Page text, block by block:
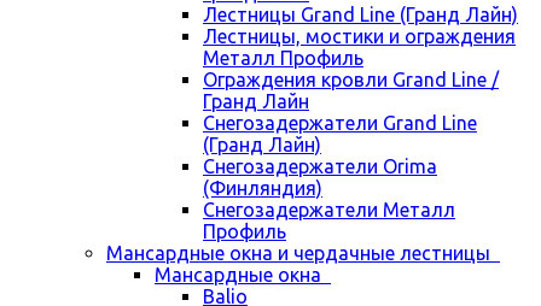
Лестницы Grand Line (Гранд Лайн)
Лестницы, мостики и ограждения
Металл Профиль
Ограждения кровли Grand Line /
Гранд Лайн
Снегозадержатели Grand Line
(Гранд Лайн)
Снегозадержатели Orima
(Финляндия)
Снегозадержатели Металл
Профиль
Мансардные окна и чердачные лестницы
Мансардные окна
Balio